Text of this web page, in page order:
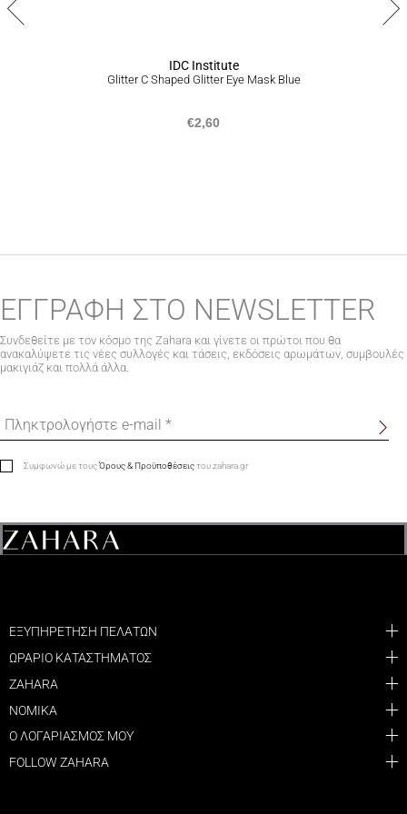
IDC Institute
Glitter C Shaped Glitter Eye Mask Blue
€2,60
ΕΓΓΡΑΦΗ ΣΤΟ NEWSLETTER
Συνδεθείτε με τον κόσμο της Zahara και γίνετε οι πρώτοι που θα
ανακαλύψετε τις νέες συλλογές και τάσεις, εκδόσεις αρωμάτων, συμβουλές
μακιγιάζ και πολλά άλλα.
Συμφωνώ με τουςΌρους & Προϋποθέσειςτου zahara.gr
ΕΞΥΠΗΡΕΤΗΣΗ ΠΕΛΑΤΩΝ
ΩΡΑΡΙΟ ΚΑΤΑΣΤΗΜΑΤΟΣ
ZAHARA
ΝΟΜΙΚΑ
Ο ΛΟΓΑΡΙΑΣΜΟΣ ΜΟΥ
FOLLOW ZAHARA